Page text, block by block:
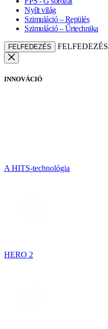
Nyílt világ
Szimuláció – Repülés
Szimuláció – Űrtechnika
FELFEDEZÉS FELFEDEZÉS
INNOVÁCIÓ
A HITS-technológia
HERO 2